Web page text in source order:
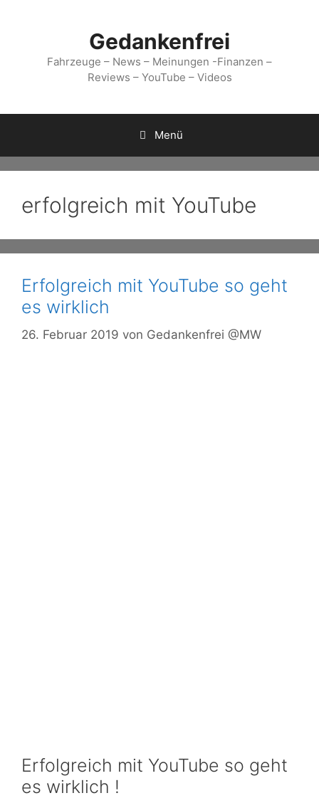
Gedankenfrei
Fahrzeuge – News – Meinungen -Finanzen –
Reviews – YouTube – Videos
Menü
erfolgreich mit YouTube
Erfolgreich mit YouTube so geht
es wirklich
26. Februar 2019 von Gedankenfrei @MW
Erfolgreich mit YouTube so geht
es wirklich !